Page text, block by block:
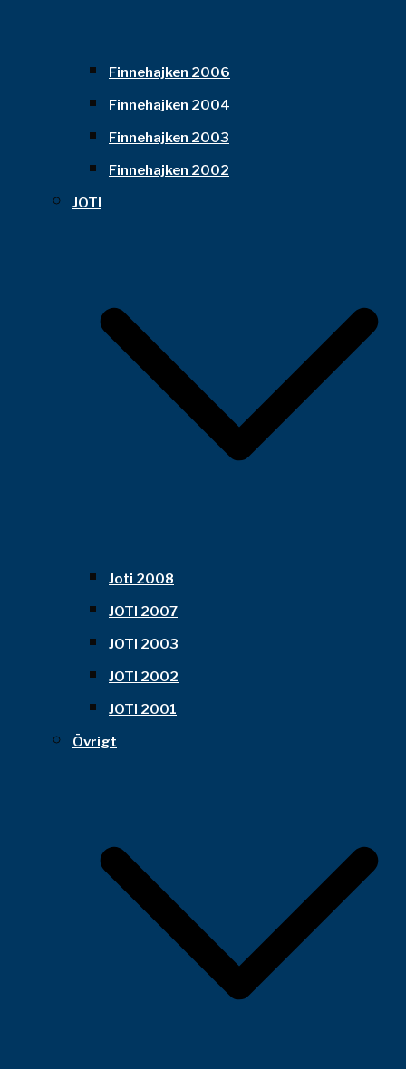
Finnehajken 2006
Finnehajken 2004
Finnehajken 2003
Finnehajken 2002
JOTI
Joti 2008
JOTI 2007
JOTI 2003
JOTI 2002
JOTI 2001
Övrigt